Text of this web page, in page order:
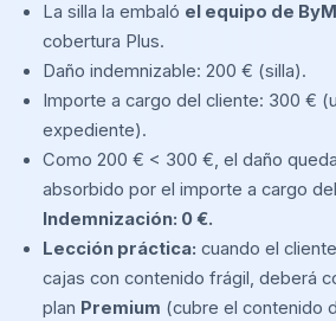
La silla la embaló el equipo de
cobertura Plus.
Daño indemnizable: 200 € (silla).
Importe a cargo del cliente: 300 €
expediente).
Como 200 € < 300 €, el daño
absorbido por el importe a cargo
Indemnización: 0 €.
Lección práctica: cuando el
cajas con contenido frágil, deberá
plan Premium (cubre el contenido